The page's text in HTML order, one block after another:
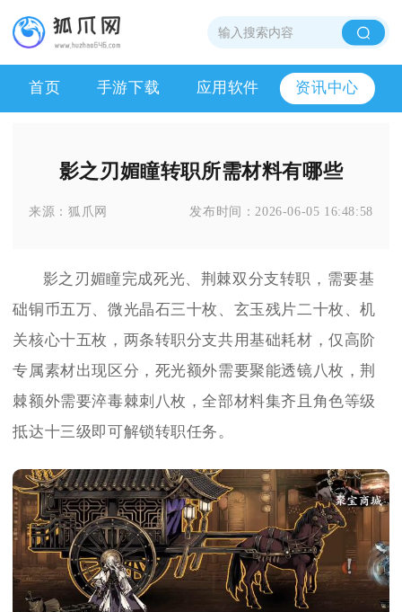
首页 手游下载 应用软件 资讯中心
影之刃媚瞳转职所需材料有哪些
来源：狐爪网 发布时间：2026-06-05 16:48:58
影之刃媚瞳完成死光、荆棘双分支转职，需要基
础铜币五万、微光晶石三十枚、玄玉残片二十枚、机
关核心十五枚，两条转职分支共用基础耗材，仅高阶
专属素材出现区分，死光额外需要聚能透镜八枚，荆
棘额外需要淬毒棘刺八枚，全部材料集齐且角色等级
抵达十三级即可解锁转职任务。